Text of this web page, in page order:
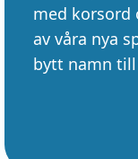
med korsord
av våra nya
bytt namn